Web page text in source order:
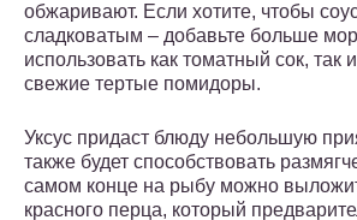
обжаривают. Если хотите, чтобы
сладковатым – добавьте больше
использовать как томатный сок, так
свежие тертые помидоры.
Уксус придаст блюду небольшую
также будет способствовать
самом конце на рыбу можно
красного перца, который